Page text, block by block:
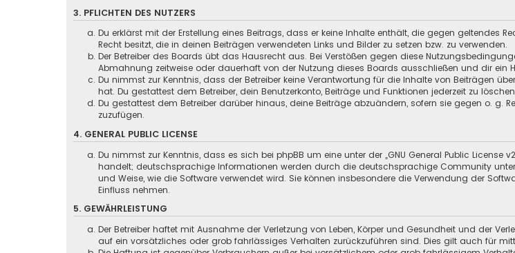
3. PFLICHTEN DES NUTZERS
Du erklärst mit der Erstellung eines Beitrags, dass er keine Inhalte enthält, die gegen geltendes
Recht besitzt, die in deinen Beiträgen verwendeten Links und Bilder zu setzen bzw. zu verwenden.
Der Betreiber des Boards übt das Hausrecht aus. Bei Verstößen gegen diese
Abmahnung zeitweise oder dauerhaft von der Nutzung dieses Boards ausschließen und dir ein
Du nimmst zur Kenntnis, dass der Betreiber keine Verantwortung für die Inhalte von Beiträgen
hat. Du gestattest dem Betreiber, dein Benutzerkonto, Beiträge und Funktionen jederzeit zu
Du gestattest dem Betreiber darüber hinaus, deine Beiträge abzuändern, sofern sie gegen o. g.
zuzufügen.
4. GENERAL PUBLIC LICENSE
Du nimmst zur Kenntnis, dass es sich bei phpBB um eine unter der „GNU General Public License v2
handelt; deutschsprachige Informationen werden durch die deutschsprachige Community unter
und Weise, wie die Software verwendet wird. Sie können insbesondere die Verwendung der
Einfluss nehmen.
5. GEWÄHRLEISTUNG
Der Betreiber haftet mit Ausnahme der Verletzung von Leben, Körper und Gesundheit und der
auf ein vorsätzliches oder grob fahrlässiges Verhalten zurückzuführen sind. Dies gilt auch für